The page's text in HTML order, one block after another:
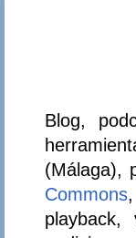
Blog,
(Málaga),
Commons,